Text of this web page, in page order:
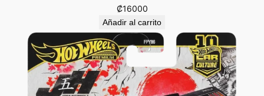
₡16000
Añadir al carrito